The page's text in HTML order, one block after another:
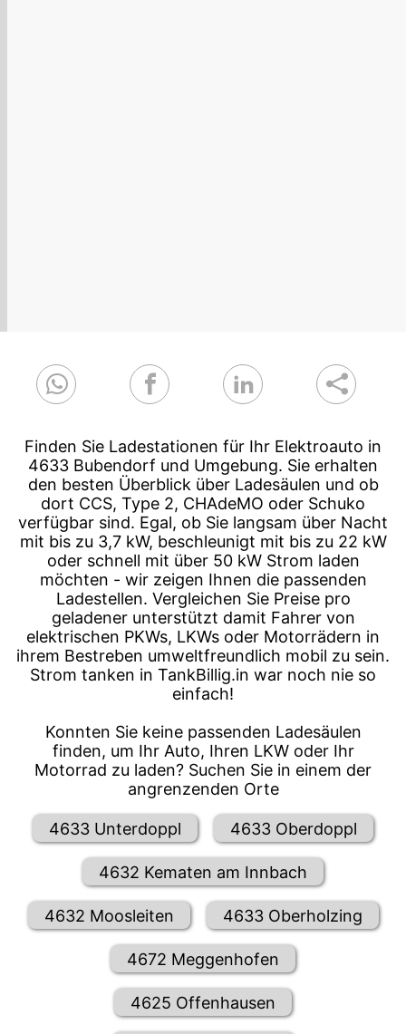
Finden Sie Ladestationen für Ihr Elektroauto in
4633 Bubendorf und Umgebung. Sie erhalten
den besten Überblick über Ladesäulen und ob
dort CCS, Type 2, CHAdeMO oder Schuko
verfügbar sind. Egal, ob Sie langsam über Nacht
mit bis zu 3,7 kW, beschleunigt mit bis zu 22 kW
oder schnell mit über 50 kW Strom laden
möchten - wir zeigen Ihnen die passenden
Ladestellen. Vergleichen Sie Preise pro
geladener unterstützt damit Fahrer von
elektrischen PKWs, LKWs oder Motorrädern in
ihrem Bestreben umweltfreundlich mobil zu sein.
Strom tanken in TankBillig.in war noch nie so
einfach!
Konnten Sie keine passenden Ladesäulen
finden, um Ihr Auto, Ihren LKW oder Ihr
Motorrad zu laden? Suchen Sie in einem der
angrenzenden Orte
4633 Unterdoppl 4633 Oberdoppl
4632 Kematen am Innbach
4632 Moosleiten 4633 Oberholzing
4672 Meggenhofen
4625 Offenhausen